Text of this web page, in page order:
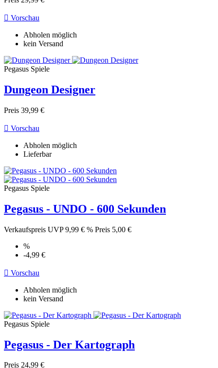
 Vorschau
Abholen möglich
kein Versand
Pegasus Spiele
Dungeon Designer
Preis 39,99 €
 Vorschau
Abholen möglich
Lieferbar
Pegasus Spiele
Pegasus - UNDO - 600 Sekunden
Verkaufspreis UVP 9,99 € % Preis 5,00 €
%
-4,99 €
 Vorschau
Abholen möglich
kein Versand
Pegasus Spiele
Pegasus - Der Kartograph
Preis 24,99 €